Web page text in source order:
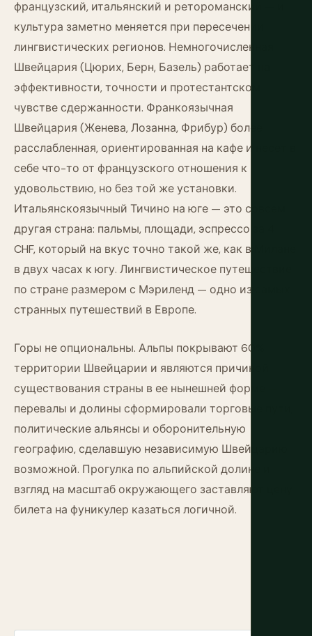
французский, итальянский и ретороманский — и
культура заметно меняется при пересечении
лингвистических регионов. Немногочисленная
Швейцария (Цюрих, Берн, Базель) работает на
эффективности, точности и протестантском
чувстве сдержанности. Франкоязычная
Швейцария (Женева, Лозанна, Фрибур) более
расслабленная, ориентированная на кафе и несет в
себе что-то от французского отношения к
удовольствию, но без той же установки.
Итальянскоязычный Тичино на юге — это совсем
другая страна: пальмы, площади, эспрессо за 4
CHF, который на вкус точно такой же, как в Милане
в двух часах к югу. Лингвистическое путешествие
по стране размером с Мэриленд — одно из самых
странных путешествий в Европе.
Горы не опциональны. Альпы покрывают 60%
территории Швейцарии и являются причиной
существования страны в ее нынешней форме —
перевалы и долины сформировали торговые пути,
политические альянсы и оборонительную
географию, сделавшую независимую Швейцарию
возможной. Прогулка по альпийской долине и
взгляд на масштаб окружающего заставляют цену
билета на фуникулер казаться логичной.